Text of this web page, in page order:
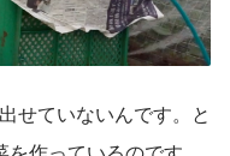
せていないんです。と